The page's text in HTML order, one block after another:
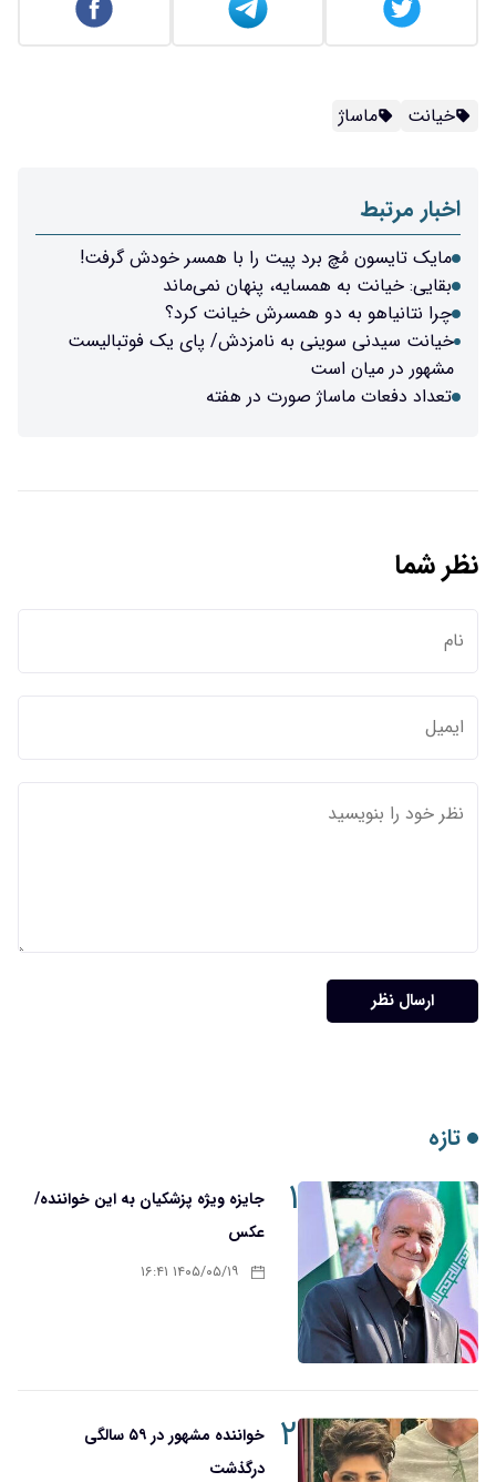
خیانت ماساژ
اخبار مرتبط
مایک تایسون مُچ برد پیت را با همسر خودش گرفت!
بقایی: خیانت به همسایه، پنهان نمی‌ماند
چرا نتانیاهو به دو همسرش خیانت کرد؟
خیانت سیدنی سوینی به نامزدش/ پای یک فوتبالیست
مشهور در میان است
تعداد دفعات ماساژ صورت در هفته
نظر شما
ارسال نظر
تازه
۱
جایزه ویژه پزشکیان به این خواننده/
عکس
۱۴۰۵/۰۵/۱۹ ۱۶:۴۱
۲
خواننده مشهور در ۵۹ سالگی
درگذشت